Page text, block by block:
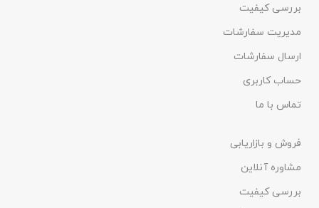
بررسی کیفیت
مدیریت سفارشات
ارسال سفارشات
حساب کاربری
تماس با ما
فروش و بازاریابی
مشاوره آنلاین
بررسی کیفیت